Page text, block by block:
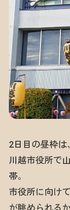
2日目の昼枠は
川越市役所で
帯。
市役所に向け
が眺められる